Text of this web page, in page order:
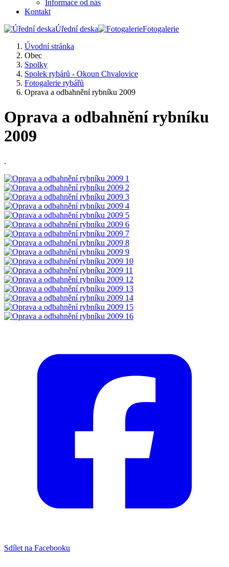
Informace od nás
Kontakt
Úřední deska
Fotogalerie
Úvodní stránka
Obec
Spolky
Spolek rybárů - Okoun Chvalovice
Fotogalerie rybářů
Oprava a odbahnění rybníku 2009
Oprava a odbahnění rybníku
2009
.
Sdílet na Facebooku